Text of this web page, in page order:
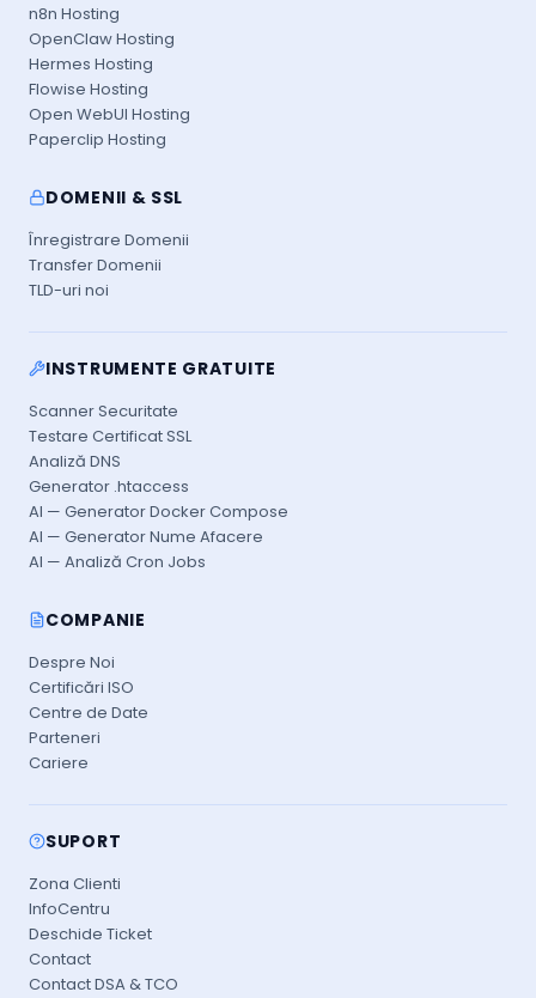
n8n Hosting
OpenClaw Hosting
Hermes Hosting
Flowise Hosting
Open WebUI Hosting
Paperclip Hosting
DOMENII & SSL
Înregistrare Domenii
Transfer Domenii
TLD-uri noi
INSTRUMENTE GRATUITE
Scanner Securitate
Testare Certificat SSL
Analiză DNS
Generator .htaccess
AI — Generator Docker Compose
AI — Generator Nume Afacere
AI — Analiză Cron Jobs
COMPANIE
Despre Noi
Certificări ISO
Centre de Date
Parteneri
Cariere
SUPORT
Zona Clienti
InfoCentru
Deschide Ticket
Contact
Contact DSA & TCO